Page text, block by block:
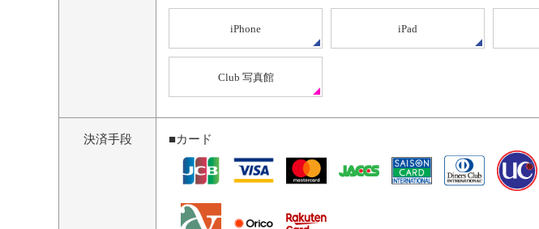
iPhone iPad
Club 写真館
決済手段 ■カード